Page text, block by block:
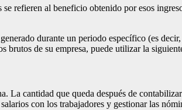
refieren al beneficio obtenido por esos
durante un periodo específico (es
brutos de su empresa, puede utilizar la
La cantidad que queda después de
con los trabajadores y gestionar las